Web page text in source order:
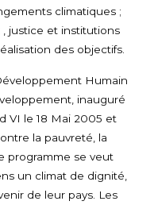
climatiques ;
, justice et institutions
des objectifs.
Humain
inauguré
VI le 18 Mai 2005 et
la pauvreté, la
programme se veut
un climat de dignité,
de leur pays. Les